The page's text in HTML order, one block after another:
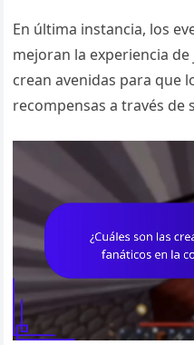
En última instancia, los
mejoran la experiencia
crean avenidas para que
recompensas a través de